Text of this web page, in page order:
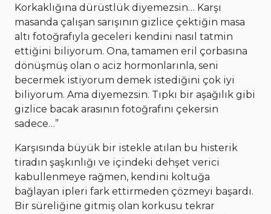
Korkaklığına dürüstlük diyemezsin… Karşı
masanda çalışan sarışının gizlice çektiğin masa
altı fotoğrafıyla geceleri kendini nasıl tatmin
ettiğini biliyorum. Ona, tamamen eril çorbasına
dönüşmüş olan o aciz hormonlarınla, seni
becermek istiyorum demek istediğini çok iyi
biliyorum. Ama diyemezsin. Tıpkı bir aşağılık gibi
gizlice bacak arasının fotoğrafını çekersin
sadece…”
Karşısında büyük bir istekle atılan bu histerik
tiradın şaşkınlığı ve içindeki dehşet verici
kabullenmeye rağmen, kendini koltuğa
bağlayan ipleri fark ettirmeden çözmeyi başardı.
Bir süreliğine gitmiş olan korkusu tekrar